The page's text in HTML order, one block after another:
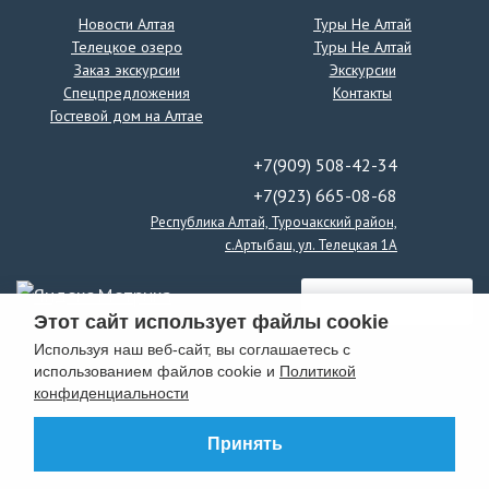
Партнеры
Новости Алтая
Телецкое озеро
Заказ экскурсии
Спецпредложения
Гостевой дом на Алтае
Туры Не Алтай
Туры Не Алтай
Экскурсии
Контакты
+7(909) 508-42-34
+7(923) 665-08-68
Республика Алтай, Турочакский район,
с.Артыбаш, ул. Телецкая 1А
Этот сайт использует файлы cookie
Используя наш веб-сайт, вы соглашаетесь с
использованием файлов cookie и Политикой
конфиденциальности
Принять